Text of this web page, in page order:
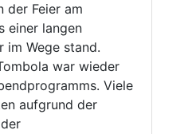
der Feier am
einer langen
im Wege stand.
war wieder
Viele
aufgrund der